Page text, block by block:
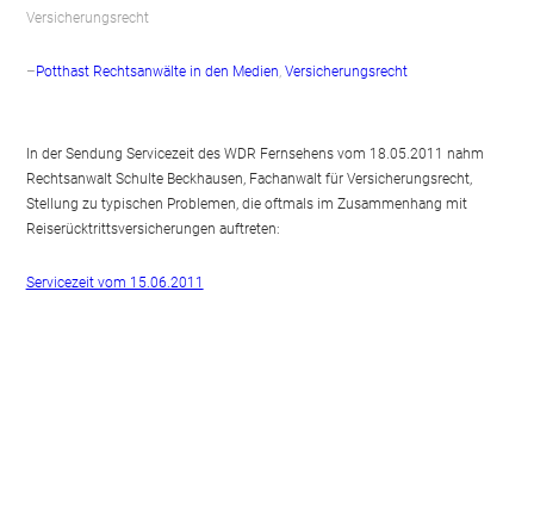
Versicherungsrecht
–Potthast Rechtsanwälte in den Medien, Versicherungsrecht
In der Sendung Servicezeit des WDR Fernsehens vom 18.05.2011 nahm
Rechtsanwalt Schulte Beckhausen, Fachanwalt für Versicherungsrecht,
Stellung zu typischen Problemen, die oftmals im Zusammenhang mit
Reiserücktrittsversicherungen auftreten:
Servicezeit vom 15.06.2011